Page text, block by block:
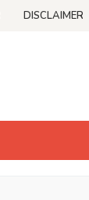
DISCLAIMER